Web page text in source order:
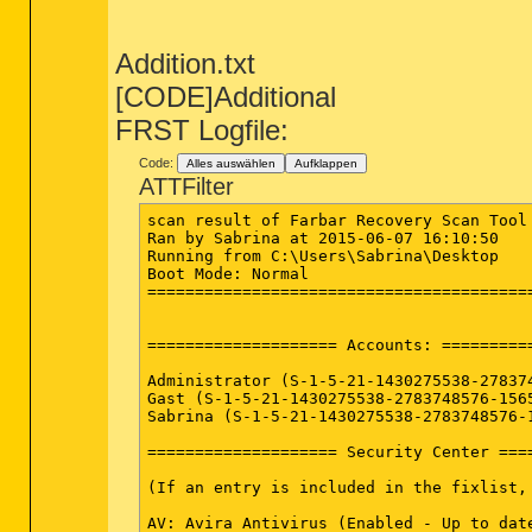
(Synaptics Incorporated) C:\Program
() C:\Program
(NVIDIA Corporation) C:\Program Files
(Microsoft Corporation) C:\Program
(Avira Operations GmbH & Co. KG)
(Avira Operations GmbH & Co. KG)
(Intel Corporation) C:\Program
(Intel Corporation) C:\Program
(Intel Corporation) C:\Program Files
(Intel Corporation) C:\Program Files
(Mozilla Corporation) C:\Program Files
(Malwarebytes Corporation) C:\Program
(Malwarebytes Corporation) C:\Program
(Microsoft Corporation)
==================== Registry
HKLM\...\Run: [Nvtmru] => "C:\Program
HKLM\...\Run: [SynTPEnh] => C:\Program
Addition.txt
[CODE]Additional
FRST Logfile:
Code: Alles auswählen Aufklappen
ATTFilter
scan result of Farbar Recovery Scan
Ran by Sabrina at 2015-06-07 16:10:50
Running from C:\Users\Sabrina\Desktop
Boot Mode: Normal
==================== Accounts:
Administrator (S-1-5-21-1430275538-
Gast (S-1-5-21-1430275538-2783748576-
Sabrina (S-1-5-21-1430275538-
==================== Security Center
(If an entry is included in the fixlist,
AV: Avira Antivirus (Enabled - Up to date)